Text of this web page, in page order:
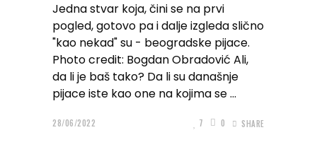
Jedna stvar koja, čini se na prvi
pogled, gotovo pa i dalje izgleda slično
"kao nekad" su - beogradske pijace.
Photo credit: Bogdan Obradović Ali,
da li je baš tako? Da li su današnje
pijace iste kao one na kojima se
28/06/2022 7 0 SHARE